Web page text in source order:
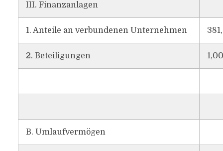
III. Finanzanlagen
1. Anteile an verbundenen Unternehmen
2. Beteiligungen 1,00
B. Umlaufvermögen